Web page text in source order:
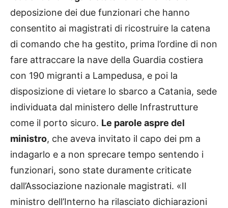
deposizione dei due funzionari che hanno
consentito ai magistrati di ricostruire la catena
di comando che ha gestito, prima l’ordine di non
fare attraccare la nave della Guardia costiera
con 190 migranti a Lampedusa, e poi la
disposizione di vietare lo sbarco a Catania, sede
individuata dal ministero delle Infrastrutture
come il porto sicuro. Le parole aspre del
ministro, che aveva invitato il capo dei pm a
indagarlo e a non sprecare tempo sentendo i
funzionari, sono state duramente criticate
dall’Associazione nazionale magistrati. «Il
ministro dell’Interno ha rilasciato dichiarazioni